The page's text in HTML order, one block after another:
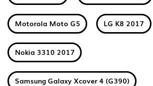
Motorola Moto G5 LG K8 2017
Nokia 3310 2017
Samsung Galaxy Xcover 4 (G390)